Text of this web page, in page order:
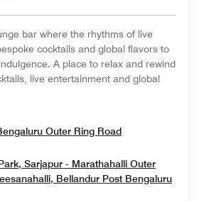
bar where the rhythms of live
cocktails and global flavors to
A place to relax and rewind
live entertainment and global
Outer Ring RoadOpens In New
Sarjapur - Marathahalli Outer
Bellandur Post Bengaluru
In New Window